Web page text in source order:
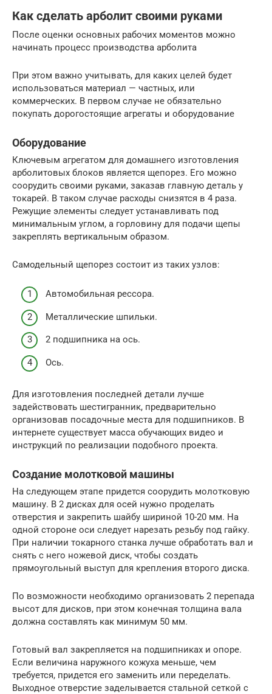
Как сделать арболит своими руками
После оценки основных рабочих моментов можно
начинать процесс производства арболита
При этом важно учитывать, для каких целей будет
использоваться материал — частных, или
коммерческих. В первом случае не обязательно
покупать дорогостоящие агрегаты и оборудование
Оборудование
Ключевым агрегатом для домашнего изготовления
арболитовых блоков является щепорез. Его можно
соорудить своими руками, заказав главную деталь у
токарей. В таком случае расходы снизятся в 4 раза.
Режущие элементы следует устанавливать под
минимальным углом, а горловину для подачи щепы
закреплять вертикальным образом.
Самодельный щепорез состоит из таких узлов:
Автомобильная рессора.
Металлические шпильки.
2 подшипника на ось.
Ось.
Для изготовления последней детали лучше
задействовать шестигранник, предварительно
организовав посадочные места для подшипников. В
интернете существует масса обучающих видео и
инструкций по реализации подобного проекта.
Создание молотковой машины
На следующем этапе придется соорудить молотковую
машину. В 2 дисках для осей нужно проделать
отверстия и закрепить шайбу шириной 10-20 мм. На
одной стороне оси следует нарезать резьбу под гайку.
При наличии токарного станка лучше обработать вал и
снять с него ножевой диск, чтобы создать
прямоугольный выступ для крепления второго диска.
По возможности необходимо организовать 2 перепада
высот для дисков, при этом конечная толщина вала
должна составлять как минимум 50 мм.
Готовый вал закрепляется на подшипниках и опоре.
Если величина наружного кожуха меньше, чем
требуется, придется его заменить или переделать.
Выходное отверстие заделывается стальной сеткой с